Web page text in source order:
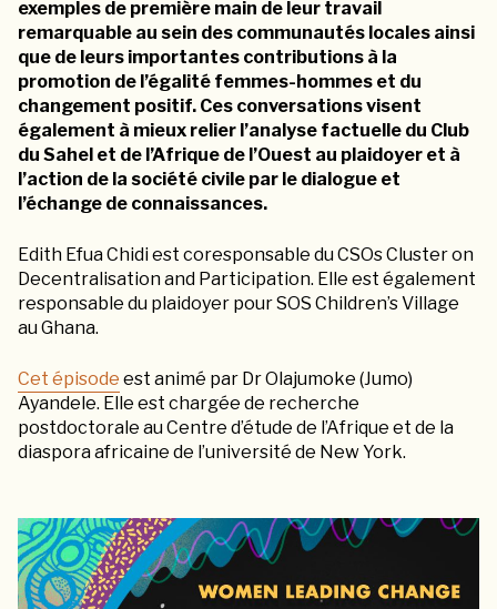
exemples de première main de leur travail
remarquable au sein des communautés locales ainsi
que de leurs importantes contributions à la
promotion de l’égalité femmes-hommes et du
changement positif. Ces conversations visent
également à mieux relier l’analyse factuelle du Club
du Sahel et de l’Afrique de l’Ouest au plaidoyer et à
l’action de la société civile par le dialogue et
l’échange de connaissances.
Edith Efua Chidi est coresponsable du CSOs Cluster on
Decentralisation and Participation. Elle est également
responsable du plaidoyer pour SOS Children’s Village
au Ghana.
Cet épisode est animé par Dr Olajumoke (Jumo)
Ayandele. Elle est chargée de recherche
postdoctorale au Centre d’étude de l’Afrique et de la
diaspora africaine de l’université de New York.